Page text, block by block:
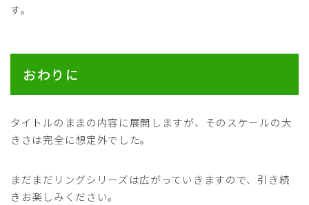
す。
おわりに
タイトルのままの内容に展開しますが、そのスケールの大
きさは完全に想定外でした。
まだまだリングシリーズは広がっていきますので、引き続
きお楽しみください。